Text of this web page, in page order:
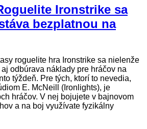
Ironstrike sa
bezplatnou na
roguelite hra Ironstrike sa nielenže
odbúrava náklady pre hráčov na
týždeň. Pre tých, ktorí to nevedia,
E. McNeill (Ironlights), je
hráčov. V nej bojujete v bajnovom
a na boj využívate fyzikálny